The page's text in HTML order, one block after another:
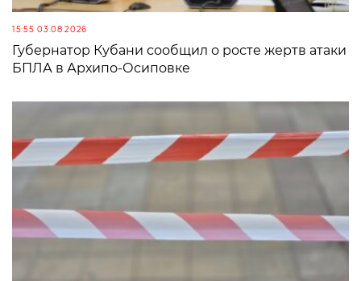
15:55 03.08.2026
Губернатор Кубани сообщил о росте жертв атаки
БПЛА в Архипо-Осиповке